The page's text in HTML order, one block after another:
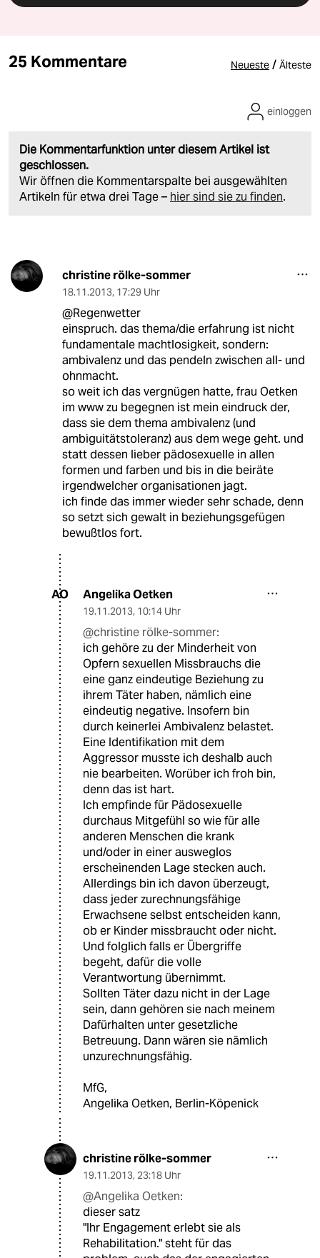
25 Kommentare Neueste / Älteste
Die Kommentarfunktion unter diesem Artikel ist
geschlossen.
Wir öffnen die Kommentarspalte bei ausgewählten
Artikeln für etwa drei Tage – hier sind sie zu finden.
einloggen
christine rölke-sommer
18.11.2013, 17:29 Uhr
@Regenwetter
einspruch. das thema/die erfahrung ist nicht
fundamentale machtlosigkeit, sondern:
ambivalenz und das pendeln zwischen all- und
ohnmacht.
so weit ich das vergnügen hatte, frau Oetken
im www zu begegnen ist mein eindruck der,
dass sie dem thema ambivalenz (und
ambiguitätstoleranz) aus dem wege geht. und
statt dessen lieber pädosexuelle in allen
formen und farben und bis in die beiräte
irgendwelcher organisationen jagt.
ich finde das immer wieder sehr schade, denn
so setzt sich gewalt in beziehungsgefügen
bewußtlos fort.
AO Angelika Oetken
19.11.2013, 10:14 Uhr
@christine rölke-sommer:
ich gehöre zu der Minderheit von
Opfern sexuellen Missbrauchs die
eine ganz eindeutige Beziehung zu
ihrem Täter haben, nämlich eine
eindeutig negative. Insofern bin
durch keinerlei Ambivalenz belastet.
Eine Identifikation mit dem
Aggressor musste ich deshalb auch
nie bearbeiten. Worüber ich froh bin,
denn das ist hart.
Ich empfinde für Pädosexuelle
durchaus Mitgefühl so wie für alle
anderen Menschen die krank
und/oder in einer ausweglos
erscheinenden Lage stecken auch.
Allerdings bin ich davon überzeugt,
dass jeder zurechnungsfähige
Erwachsene selbst entscheiden kann,
ob er Kinder missbraucht oder nicht.
Und folglich falls er Übergriffe
begeht, dafür die volle
Verantwortung übernimmt.
Sollten Täter dazu nicht in der Lage
sein, dann gehören sie nach meinem
Dafürhalten unter gesetzliche
Betreuung. Dann wären sie nämlich
unzurechnungsfähig.
MfG,
Angelika Oetken, Berlin-Köpenick
christine rölke-sommer
19.11.2013, 23:18 Uhr
@Angelika Oetken:
dieser satz
"Ihr Engagement erlebt sie als
Rehabilitation." steht für das